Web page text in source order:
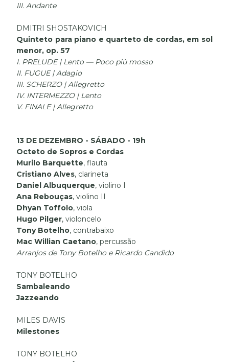
III. Andante
DMITRI SHOSTAKOVICH
Quinteto para piano e quarteto de cordas, em sol
menor, op. 57
I. PRELUDE | Lento — Poco più mosso
II. FUGUE | Adagio
III. SCHERZO | Allegretto
IV. INTERMEZZO | Lento
V. FINALE | Allegretto
13 DE DEZEMBRO - SÁBADO - 19h
Octeto de Sopros e Cordas
Murilo Barquette, flauta
Cristiano Alves, clarineta
Daniel Albuquerque, violino I
Ana Rebouças, violino II
Dhyan Toffolo, viola
Hugo Pilger, violoncelo
Tony Botelho, contrabaixo
Mac Willian Caetano, percussão
Arranjos de Tony Botelho e Ricardo Candido
TONY BOTELHO
Sambaleando
Jazzeando
MILES DAVIS
Milestones
TONY BOTELHO